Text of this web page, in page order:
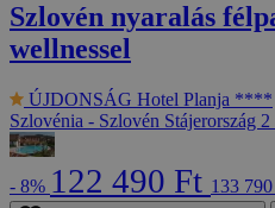
Szlovén nyaralás
wellnessel
ÚJDONSÁG Hotel Planja ****
Szlovénia - Szlovén Stájerország 2
- 8% 122 490 Ft 133